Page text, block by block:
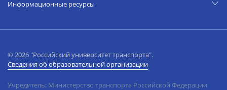
Информационные ресурсы
© 2026 "Российский университет транспорта".
Сведения об образовательной организации
Учредитель: Министерство транспорта Российской Федерации